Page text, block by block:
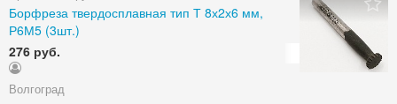
Борфреза твердосплавная тип Т 8х2х6 мм,
Р6М5 (3шт.)
276 руб.
Волгоград